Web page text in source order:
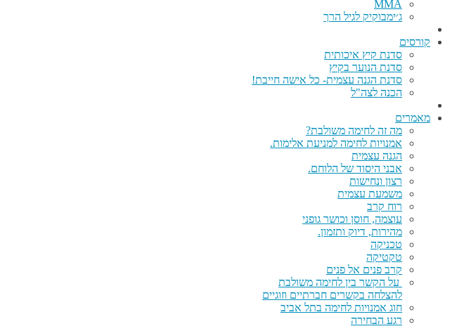
MMA
ג׳ימבוקיק לגיל הרך
קורסים
סדנת קיץ איכותית
סדנת הנוער בקיץ
סדנת הגנה עצמית- כל אישה חייבת!
הכנה לצה"ל
מאמרים
מה זה לחימה משולבת?
אמנויות לחימה למניעת אלימות.
הגנה עצמית
אבני היסוד של הלוחם.
רצון ונחישות
משמעת עצמית
רוח קרב
עוצמה, חוסן וכושר גופני
מהירות, דיוק ותזמון.
טכניקה
טקטיקה
קרב פנים אל פנים
על הקשר בין לחימה משולבת
להצלחה בקשרים חברתיים וזוגיים
חוג אמנויות לחימה בתל אביב
רגע הבחירה